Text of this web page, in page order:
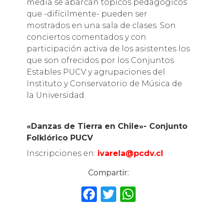
media se abarcan tópicos pedagógicos
que -difícilmente- pueden ser
mostrados en una sala de clases. Son
conciertos comentados y con
participación activa de los asistentes los
que son ofrecidos por los Conjuntos
Estables PUCV y agrupaciones del
Instituto y Conservatorio de Música de
la Universidad.
«Danzas de Tierra en Chile»- Conjunto
Folklórico PUCV
Inscripciones en: ivarela@pcdv.cl
Compartir:
F T W